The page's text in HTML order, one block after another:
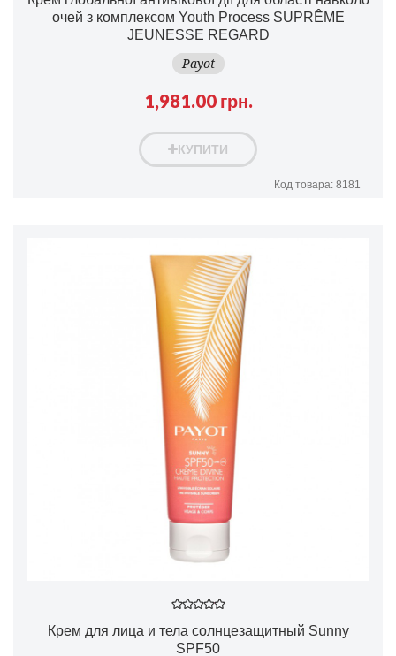
очей з комплексом Youth Process SUPRÊME
JEUNESSE REGARD
Payot
1,981.00 грн.
КУПИТИ
Код товара: 8181
Крем для лица и тела солнцезащитный Sunny
SPF50